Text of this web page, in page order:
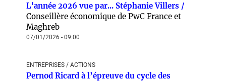
L'année 2026 vue par... Stéphanie Villers /
Conseillère économique de PwC France et
Maghreb
07/01/2026 - 09:00
ENTREPRISES / ACTIONS
Pernod Ricard à l’épreuve du cycle des